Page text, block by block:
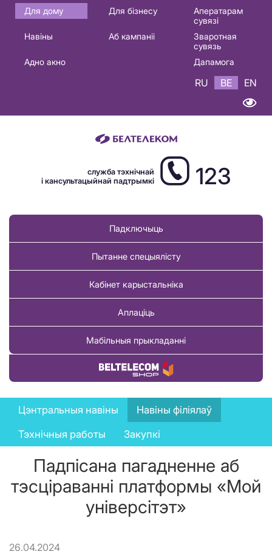
Основная
навигация
Для дому Для бізнесу
Аператарам
сувязі
Навіны
Аб кампаніі
Зваротная
сувязь
Адно акно
Дапамога
RU BE EN
служба тэхнічнай
і кансультацыйнай падтрымкі
123
Падключыць
Пытанне спецыялісту
Кабінет карыстальніка
Аплаціць
Мабільныя прыкладанні
Купіць тавар
News
menu
Цэнтральныя навіны
Навіны філіялаў
Тэхнічныя работы
Закупкі
Падпісана пагадненне аб
тэсціраванні платформы «Мой
універсітэт»
26.04.2024